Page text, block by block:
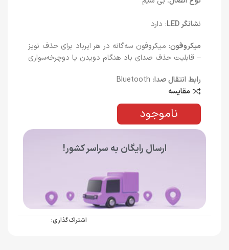
نشانگر LED : دارد
میکروفون: میکروفون سه‌گانه در هر ایرباد برای حذف نویز
– قابلیت حذف صدای باد هنگام دویدن یا دوچرخه‌سواری
رابط انتقال صدا: Bluetooth
مقایسه
ناموجود
ارسال رایگان به سراسر کشور!
اشتراک گذاری: